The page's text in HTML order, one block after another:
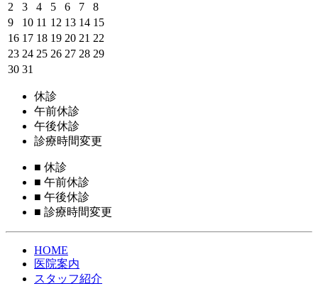
2
3 4 5 6 7
8
9
10 11 12 13 14 15
16 17 18 19 20 21 22
23 24 25 26 27 28 29
30 31
休診
午前休診
午後休診
診療時間変更
■ 休診
■ 午前休診
■ 午後休診
■ 診療時間変更
HOME
医院案内
スタッフ紹介